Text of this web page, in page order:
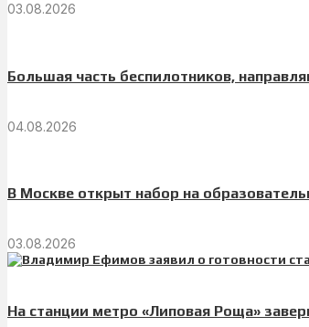
03.08.2026
Большая часть беспилотников,
04.08.2026
В Москве открыт набор на
03.08.2026
На станции метро «Липовая Роща»